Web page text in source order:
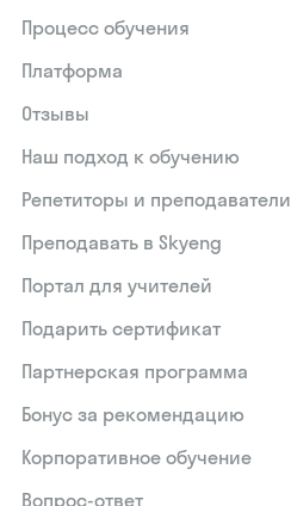
Процесс обучения
Платформа
Отзывы
Наш подход к обучению
Репетиторы и преподаватели
Преподавать в Skyeng
Портал для учителей
Подарить сертификат
Партнерская программа
Бонус за рекомендацию
Корпоративное обучение
Вопрос-ответ